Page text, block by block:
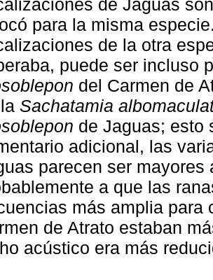
de Jaguas
para la misma
de la otra
puede ser incluso
del Carmen de
Sachatamia
de Jaguas; esto
adicional, las
parecen ser mayores
a que las
más amplia para
de Atrato estaban
acústico era más